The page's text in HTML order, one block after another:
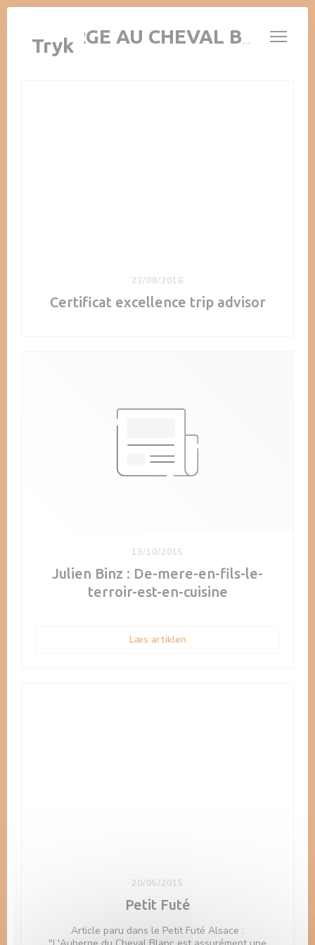
CCookie-styringspanel
AUBERGE AU CHEVAL BLANC
Tryk
23/08/2016
Certificat excellence trip advisor
13/10/2015
Julien Binz : De-mere-en-fils-le-
terroir-est-en-cuisine
Læs artiklen((åbner i et nyt vindue))
20/05/2015
Petit Futé
Article paru dans le Petit Futé Alsace :